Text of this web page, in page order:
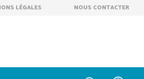
LÉGALES NOUS CONTACTER